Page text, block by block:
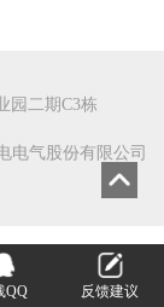
园二期C3栋
电气股份有限公司
QQ 反馈建议